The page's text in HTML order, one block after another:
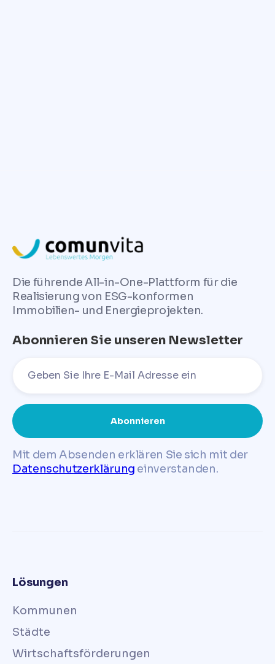
Die führende All-in-One-Plattform für die
Realisierung von ESG-konformen
Immobilien- und Energieprojekten.
Abonnieren Sie unseren Newsletter
Mit dem Absenden erklären Sie sich mit der
Datenschutzerklärung einverstanden.
Lösungen
Kommunen
Städte
Wirtschaftsförderungen